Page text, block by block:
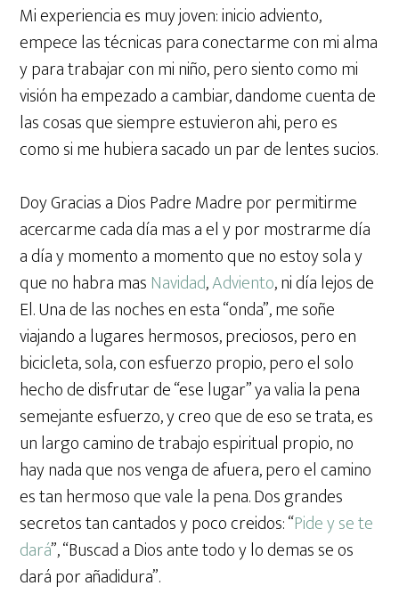
Mi experiencia es muy joven: inicio adviento,
empece las técnicas para conectarme con mi alma
y para trabajar con mi niño, pero siento como mi
visión ha empezado a cambiar, dandome cuenta de
las cosas que siempre estuvieron ahi, pero es
como si me hubiera sacado un par de lentes sucios.
Doy Gracias a Dios Padre Madre por permitirme
acercarme cada día mas a el y por mostrarme día
a día y momento a momento que no estoy sola y
que no habra mas Navidad,Adviento, ni día lejos de
El. Una de las noches en esta “onda”, me soñe
viajando a lugares hermosos, preciosos, pero en
bicicleta, sola, con esfuerzo propio, pero el solo
hecho de disfrutar de “ese lugar” ya valia la pena
semejante esfuerzo, y creo que de eso se trata, es
un largo camino de trabajo espiritual propio, no
hay nada que nos venga de afuera, pero el camino
es tan hermoso que vale la pena. Dos grandes
secretos tan cantados y poco creidos: “Pide y se te
dará”, “Buscad a Dios ante todo y lo demas se os
dará por añadidura”.